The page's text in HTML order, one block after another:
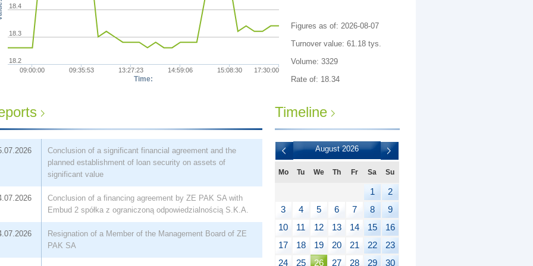
Time:
09:00:00 09:35:53 13:27:23 14:59:06 15:08:30 17:30:00
18.2
18.3
18.4
Figures as of: 2026-08-07
Turnover value: 61.18 tys.
Volume: 3329
Rate of: 18.34
Conclusion of a significant financial agreement and the
planned establishment of loan security on assets of
significant value
Conclusion of a financing agreement by ZE PAK SA with
Embud 2 spółka z ograniczoną odpowiedzialnością S.K.A.
Resignation of a Member of the Management Board of ZE
PAK SA
Timeline
August 2026
Mo Tu We Th Fr Sa Su
1
2
3
4 5 6 7 8
9
10
11 12 13 14 15
16
17
18 19 20 21 22
23
24
25 26 27 28 29 30